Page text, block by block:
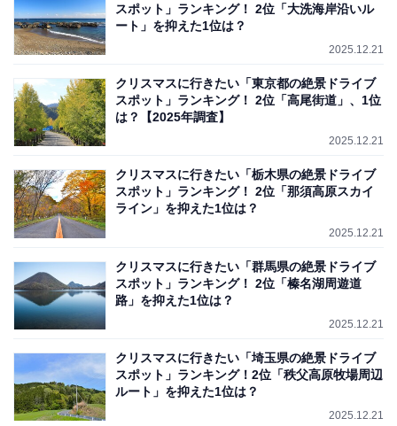
スポット」ランキング！ 2位「大洗海岸沿いル
ート」を抑えた1位は？
2025.12.21
クリスマスに行きたい「東京都の絶景ドライブ
スポット」ランキング！ 2位「高尾街道」、1位
は？【2025年調査】
2025.12.21
クリスマスに行きたい「栃木県の絶景ドライブ
スポット」ランキング！ 2位「那須高原スカイ
ライン」を抑えた1位は？
2025.12.21
クリスマスに行きたい「群馬県の絶景ドライブ
スポット」ランキング！ 2位「榛名湖周遊道
路」を抑えた1位は？
2025.12.21
クリスマスに行きたい「埼玉県の絶景ドライブ
スポット」ランキング！2位「秩父高原牧場周辺
ルート」を抑えた1位は？
2025.12.21